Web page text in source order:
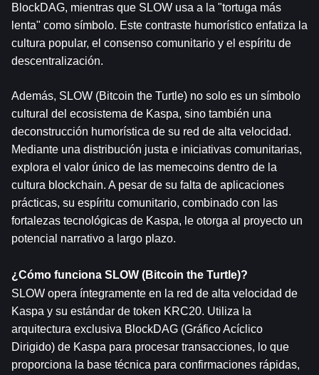
BlockDAG, mientras que SLOW usa a la "tortuga más
lenta" como símbolo. Este contraste humorístico enfatiza la
cultura popular, el consenso comunitario y el espíritu de
descentralización.
Además, SLOW (Bitcoin the Turtle) no solo es un símbolo
cultural del ecosistema de Kaspa, sino también una
deconstrucción humorística de su red de alta velocidad.
Mediante una distribución justa e iniciativas comunitarias,
explora el valor único de las memecoins dentro de la
cultura blockchain. A pesar de su falta de aplicaciones
prácticas, su espíritu comunitario, combinado con las
fortalezas tecnológicas de Kaspa, le otorga al proyecto un
potencial narrativo a largo plazo.
¿Cómo funciona SLOW (Bitcoin the Turtle)?
SLOW opera íntegramente en la red de alta velocidad de
Kaspa y su estándar de token KRC20. Utiliza la
arquitectura exclusiva BlockDAG (Gráfico Acíclico
Dirigido) de Kaspa para procesar transacciones, lo que
proporciona la base técnica para confirmaciones rápidas,